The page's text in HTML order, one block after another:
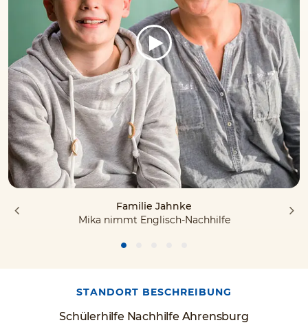
Familie Jahnke
Mika nimmt Englisch-Nachhilfe
Schülerhilfe Nachhilfe Ahrensburg
STANDORT BESCHREIBUNG